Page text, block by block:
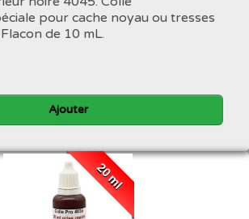
pour cache noyau ou tresses
de 10 mL.
Ajouter
20 ml